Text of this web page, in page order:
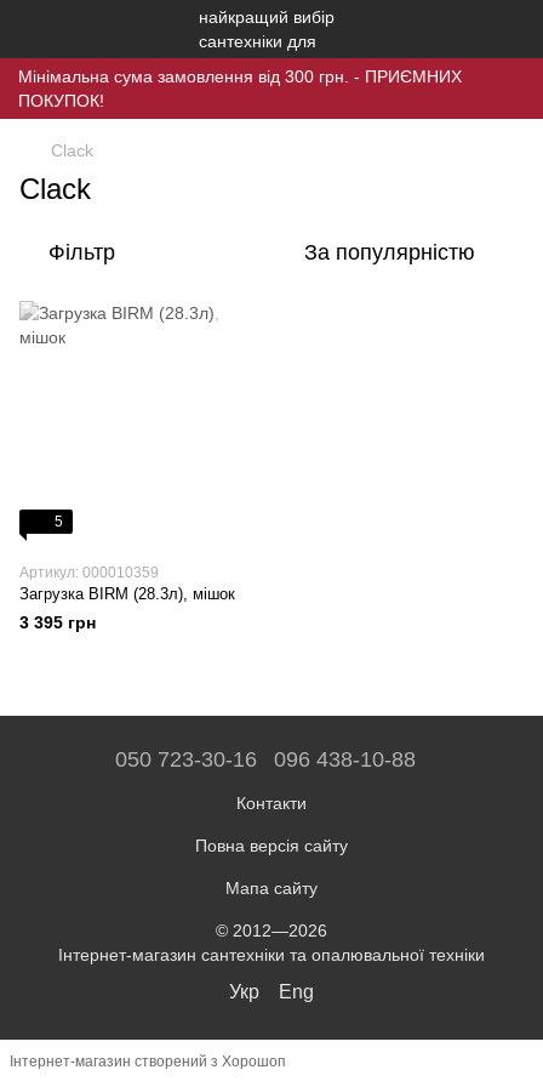
Мінімальна сума замовлення від 300 грн. - ПРИЄМНИХ
ПОКУПОК!
Clack
Clack
Фільтр За популярністю
5
Артикул: 000010359
Загрузка BIRM (28.3л), мішок
3 395 грн
050 723-30-16 096 438-10-88
Контакти
Повна версія сайту
Мапа сайту
© 2012—2026
Інтернет-магазин сантехніки та опалювальної техніки
Укр Eng
Інтернет-магазин створений з Хорошоп